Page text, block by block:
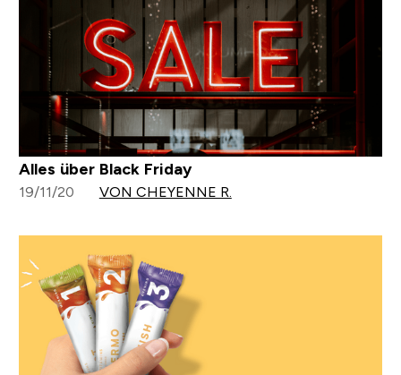
Alles über Black Friday
19/11/20 VON CHEYENNE R.